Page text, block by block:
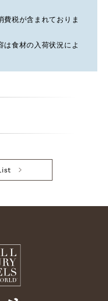
税が含まれておりま
食材の入荷状況によ